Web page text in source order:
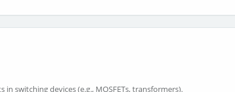
switching devices (e.g., MOSFETs, transformers).